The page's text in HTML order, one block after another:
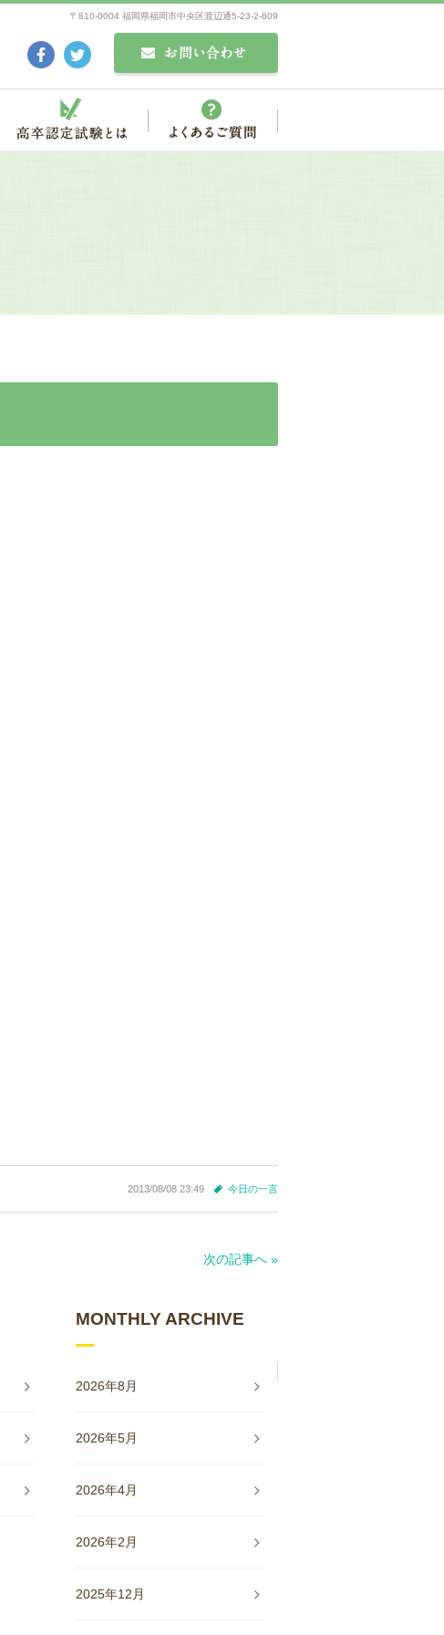
〒810-0004 福岡県福岡市中央区渡辺通5-23-2-609
2013/08/08 23:49 今日の一言
次の記事へ »
MONTHLY ARCHIVE
2026年8月
2026年5月
2026年4月
2026年2月
2025年12月